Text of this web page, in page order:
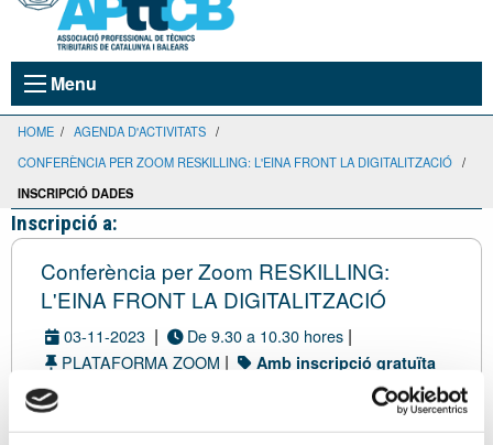
Menu
HOME / AGENDA D'ACTIVITATS /
CONFERÈNCIA PER ZOOM RESKILLING: L'EINA FRONT LA DIGITALITZACIÓ /
INSCRIPCIÓ DADES
Inscripció a:
Conferència per Zoom RESKILLING:
L'EINA FRONT LA DIGITALITZACIÓ
03-11-2023 | De 9.30 a 10.30 hores |
PLATAFORMA ZOOM |
Amb inscripció gratuïta